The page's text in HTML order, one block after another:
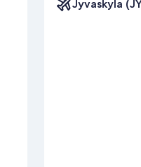
Jyvaskyla